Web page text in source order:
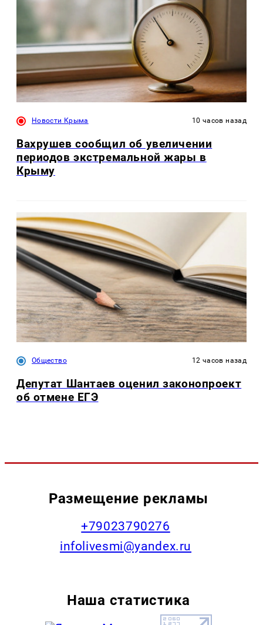
Новости Крыма 10 часов назад
Вахрушев сообщил об увеличении
периодов экстремальной жары в
Крыму
Общество 12 часов назад
Депутат Шантаев оценил законопроект
об отмене ЕГЭ
Размещение рекламы
+79023790276
infolivesmi@yandex.ru
Наша статистика